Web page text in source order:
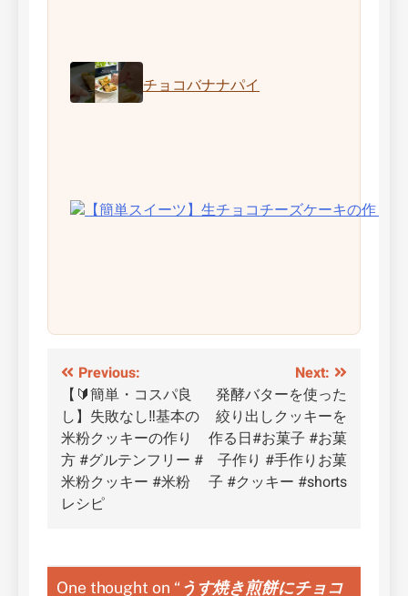
チョコバナナパイ
投
稿
ナ
ビ
ゲ
シ
Previous:
【🔰簡単・コスパ良
し】失敗なし‼️基本の
米粉クッキーの作り
方 #グルテンフリー #
米粉クッキー #米粉
レシピ
Next:
発酵バターを使った
絞り出しクッキーを
作る日#お菓子 #お菓
子作り #手作りお菓
子 #クッキー #shorts
One thought on “うす焼き煎餅にチョコ